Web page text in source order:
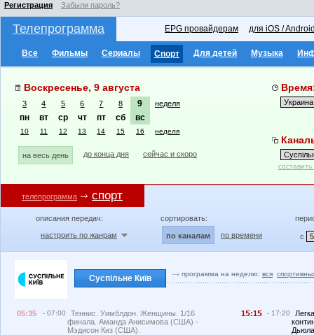
Регистрация Забыли пароль?
Телепрограмма EPG провайдерам для iOS /
Все Фильмы Сериалы Спорт Для детей Музыка
Воскресенье, 9 августа
3 4 5 6 7 8 9 неделя
пн вт ср чт пт сб вс
10 11 12 13 14 15 16 неделя
на весь день до конца дня сейчас и скоро
телепрограмма спорт
описания передач:
настроить по жанрам
сортировать:
по каналам по времени с
Суспільне Київ программа на неделю: вся
05:35 - 07:00
Теннис. Уимблдон. Женщины. 1/16
финала. Аманда Анисимова (США) -
Мэдисон Киз (США).
1 :1 - 17:20